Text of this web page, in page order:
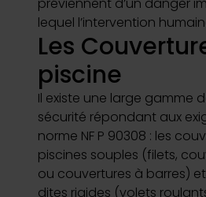
préviennent d’un danger
lequel l’intervention
Les
piscine
Il existe une large gamme
sécurité répondant aux
norme NF P 90308 : les
piscines souples (filets,
ou couvertures à barres)
dites rigides (volets